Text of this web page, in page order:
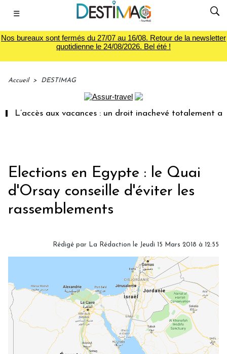
☰
Nos bureaux sont fermés du 27/07 au 16/08. Retour de la newsletter
quotidienne le 24/08/2026. Bel été !
Accueil > DESTIMAG
L’accès aux vacances : un droit inachevé totalement
Elections en Egypte : le Quai
d'Orsay conseille d'éviter les
rassemblements
Rédigé par La Rédaction le Jeudi 15 Mars 2018 à 12:55